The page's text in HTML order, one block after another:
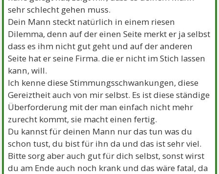
sehr schlecht gehen muss.
Dein Mann steckt natürlich in einem riesen
Dilemma, denn auf der einen Seite merkt er ja selbst
dass es ihm nicht gut geht und auf der anderen
Seite hat er seine Firma. die er nicht im Stich lassen
kann, will.
Ich kenne diese Stimmungsschwankungen, diese
Gereiztheit auch von mir selbst. Es ist diese ständige
Überforderung mit der man einfach nicht mehr
zurecht kommt, sie macht einen fertig.
Du kannst für deinen Mann nur das tun was du
schon tust, du bist für ihn da und das ist sehr viel.
Bitte sorg aber auch gut für dich selbst, sonst wirst
du am Ende auch noch krank und das wäre fatal, da